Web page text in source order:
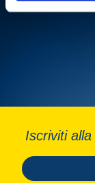
Iscriviti alla